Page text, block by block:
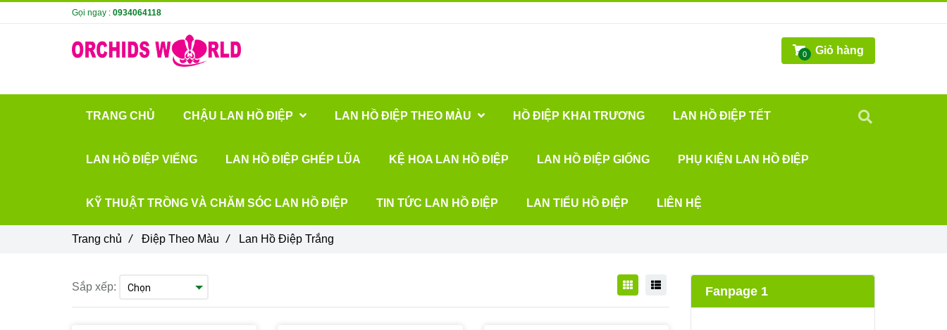
Sắp xếp: Fanpage 1
Trang chủ / Điệp Theo Màu / Lan Hồ Điệp Trắng
Gọi ngay : 0934064118
0 Giỏ hàng
TRANG CHỦ CHẬU LAN HỒ ĐIỆP LAN HỒ ĐIỆP THEO MÀU HỒ ĐIỆP KHAI TRƯƠNG LAN HỒ ĐIỆP TẾT
LAN HỒ ĐIỆP VIẾNG LAN HỒ ĐIỆP GHÉP LŨA KỆ HOA LAN HỒ ĐIỆP LAN HỒ ĐIỆP GIỐNG PHỤ KIỆN LAN HỒ ĐIỆP
KỸ THUẬT TRỒNG VÀ CHĂM SÓC LAN HỒ ĐIỆP TIN TỨC LAN HỒ ĐIỆP LAN TIỂU HỒ ĐIỆP LIÊN HỆ